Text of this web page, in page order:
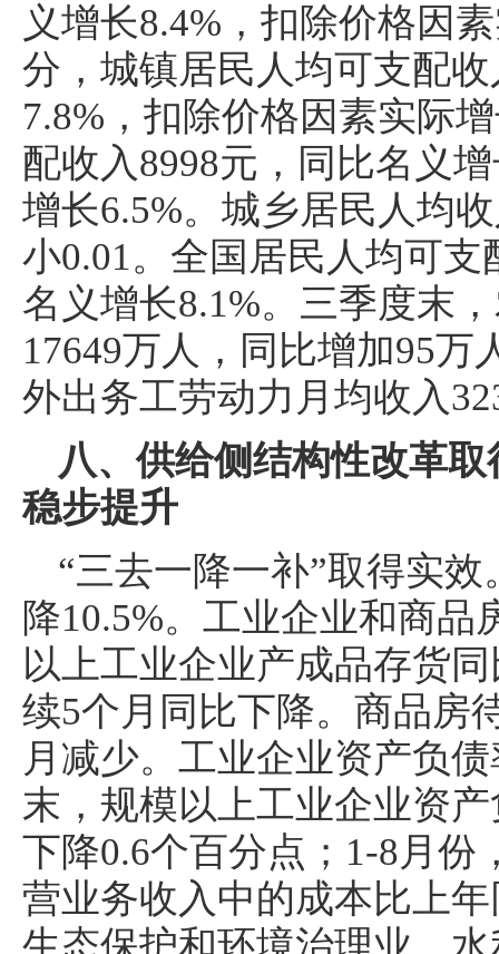
义增长8.4%，扣除价格因
分，城镇居民人均可支配
7.8%，扣除价格因素实际
配收入8998元，同比名义
增长6.5%。城乡居民人均
小0.01。全国居民人均可
名义增长8.1%。三季度末
17649万人，同比增加95万
外出务工劳动力月均收入
八、供给侧结构性改革
稳步提升
“三去一降一补”取得实
降10.5%。工业企业和商
以上工业企业产成品存货
续5个月同比下降。商品房
月减少。工业企业资产负
末，规模以上工业企业资
下降0.6个百分点；1-8月
营业务收入中的成本比上